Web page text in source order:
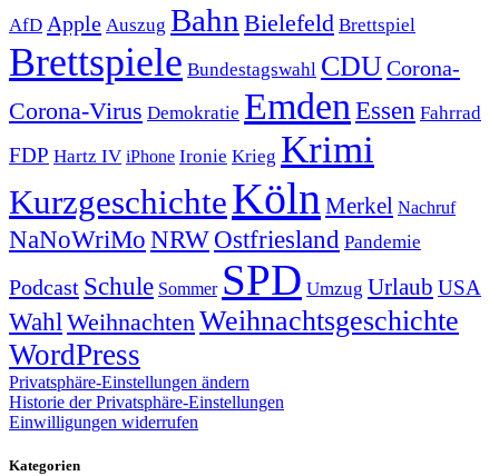
AfD Apple Auszug Bahn Bielefeld Brettspiel
Brettspiele Bundestagswahl CDUCorona-
Corona-Virus Demokratie Emden Essen Fahrrad
FDP Hartz IV iPhone Ironie Krieg Krimi
KurzgeschichteKöln Merkel Nachruf
NaNoWriMo NRWOstfriesland Pandemie
Podcast Schule Sommer SPD Umzug Urlaub USA
Wahl Weihnachten Weihnachtsgeschichte
WordPress
Privatsphäre-Einstellungen ändern
Historie der Privatsphäre-Einstellungen
Einwilligungen widerrufen
Kategorien